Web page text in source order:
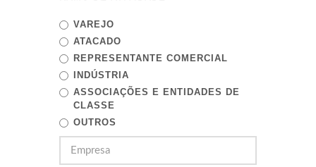
VAREJO
ATACADO
REPRESENTANTE COMERCIAL
INDÚSTRIA
ASSOCIAÇÕES E ENTIDADES DE
CLASSE
OUTROS